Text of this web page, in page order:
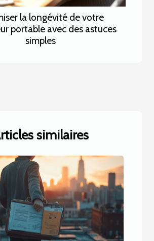
la longévité de votre
portable avec des astuces
simples
similaires